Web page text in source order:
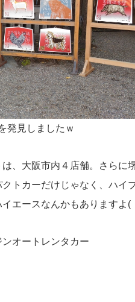
発見しましたｗ
、大阪市内４店舗。さらに
トカーだけじゃなく、ハイ
エースなんかもありますよ(
オートレンタカー